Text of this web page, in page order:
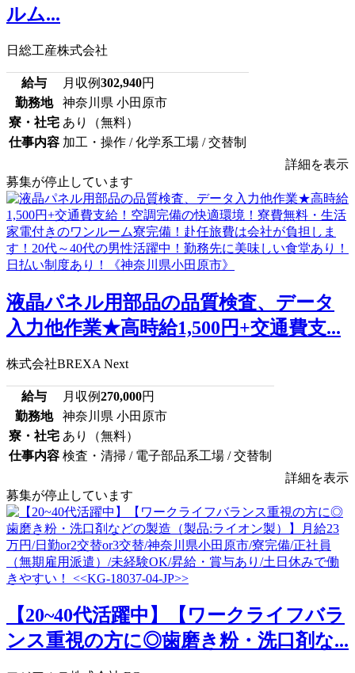
ルム...
日総工産株式会社
給与 月収例302,940円
勤務地
神奈川県 小田原市
寮・社宅 あり（無料）
仕事内容 加工・操作 / 化学系工場 / 交替制
詳細を表示
募集が停止しています
液晶パネル用部品の品質検査、データ
入力他作業★高時給1,500円+交通費支...
株式会社BREXA Next
給与 月収例270,000円
勤務地
神奈川県 小田原市
寮・社宅 あり（無料）
仕事内容 検査・清掃 / 電子部品系工場 / 交替制
詳細を表示
募集が停止しています
【20~40代活躍中】【ワークライフバラ
ンス重視の方に◎歯磨き粉・洗口剤な...